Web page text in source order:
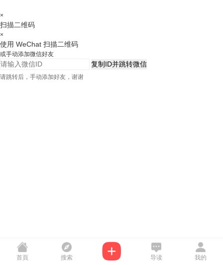
×
扫描二维码
×
使用 WeChat 扫描二维码
或手动添加微信好友
复制ID并跳转微信
请跳转后，手动添加好友，谢谢
首頁 搜索 导读 我的